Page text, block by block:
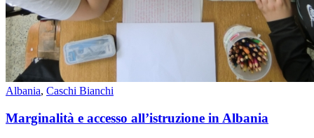
Albania, Caschi Bianchi
Marginalità e accesso all’istruzione in Albania